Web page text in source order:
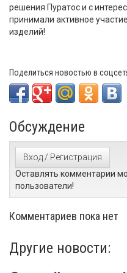
решения Пуратос и с
принимали активное
изделий!
Поделиться новостью в
Обсуждение
Вход / Регистрация
Оставлять комментарии
пользователи!
Комментариев пока нет
Другие новости: